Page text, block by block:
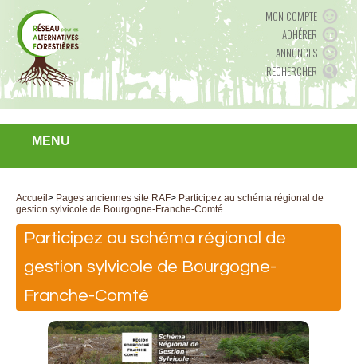
MON COMPTE
ADHÉRER
ANNONCES
RECHERCHER
MENU
Accueil > Pages anciennes site RAF> Participez au schéma régional de
gestion sylvicole de Bourgogne-Franche-Comté
Participez au schéma régional de
gestion sylvicole de Bourgogne-
Franche-Comté